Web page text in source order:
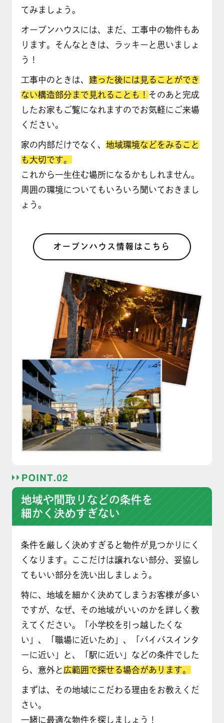
てみましょう。
オープンハウスには、まだ、工事中の物件もあ
ります。そんなときは、ラッキーと思いましょ
う！
工事中のときは、 建った後には見ることができ
ない構造部分まで見れることも！ そのあと完成
したお家もご覧になれますのでお気軽にご来場
ください。
家の内部だけでなく、 地域環境などをみること
も大切です。
これから一生住む場所になるかもしれません。
周囲の環境についてもいろいろ聞いておきまし
ょう。
オープンハウス情報はこちら
地域や間取りなどの条件を
細かく決めすぎない
条件を厳しく決めすぎると物件が見つかりにく
くなります。ここだけは譲れない部分、妥協し
てもいい部分を洗い出しましょう。
特に、地域を細かく決めてしまうお客様が多い
ですが、なぜ、その地域がいいのかを詳しく教
えてください。「小学校を引っ越したくな
い」、「職場に近いため」、「バイパスインタ
ーに近い」と、「駅に近い」などの条件でした
ら、意外と 広範囲で探せる場合があります。
まずは、その地域にこだわる理由をお教えくだ
さい。
一緒に最適な物件を探しましょう！